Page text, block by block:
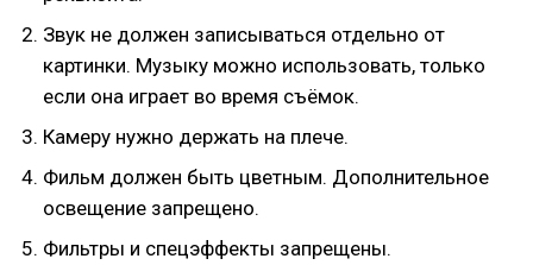
Звук не должен записываться отдельно от
картинки. Музыку можно использовать, только
если она играет во время съёмок.
Камеру нужно держать на плече.
Фильм должен быть цветным. Дополнительное
освещение запрещено.
Фильтры и спецэффекты запрещены.